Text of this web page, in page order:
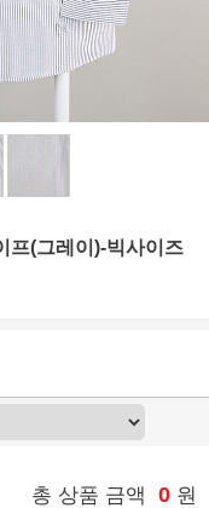
프(그레이)-빅사이즈
총 상품 금액 0 원